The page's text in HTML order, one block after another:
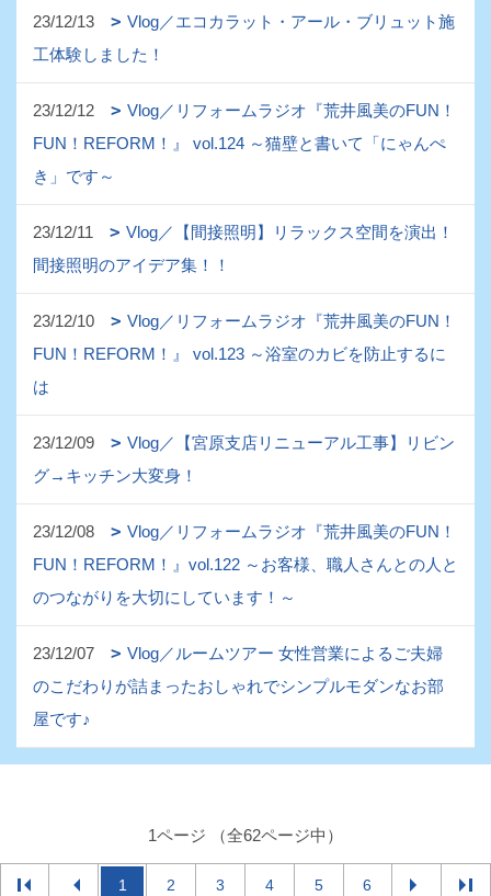
23/12/13
Vlog／エコカラット・アール・ブリュット施
工体験しました！
23/12/12
Vlog／リフォームラジオ『荒井風美のFUN！
FUN！REFORM！』 vol.124 ～猫壁と書いて「にゃんぺ
き」です～
23/12/11
Vlog／【間接照明】リラックス空間を演出！
間接照明のアイデア集！！
23/12/10
Vlog／リフォームラジオ『荒井風美のFUN！
FUN！REFORM！』 vol.123 ～浴室のカビを防止するに
は
23/12/09
Vlog／【宮原支店リニューアル工事】リビン
グ→キッチン大変身！
23/12/08
Vlog／リフォームラジオ『荒井風美のFUN！
FUN！REFORM！』vol.122 ～お客様、職人さんとの人と
のつながりを大切にしています！～
23/12/07
Vlog／ルームツアー 女性営業によるご夫婦
のこだわりが詰まったおしゃれでシンプルモダンなお部
屋です♪
1ページ （全62ページ中）
1 2 3 4 5 6